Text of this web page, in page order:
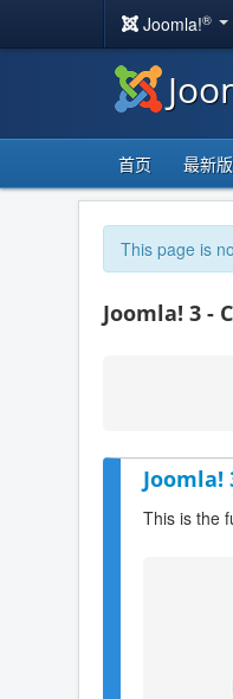
Joomla!®
首页 最新
This page is
Joomla! 3 -
Joomla!
This is the